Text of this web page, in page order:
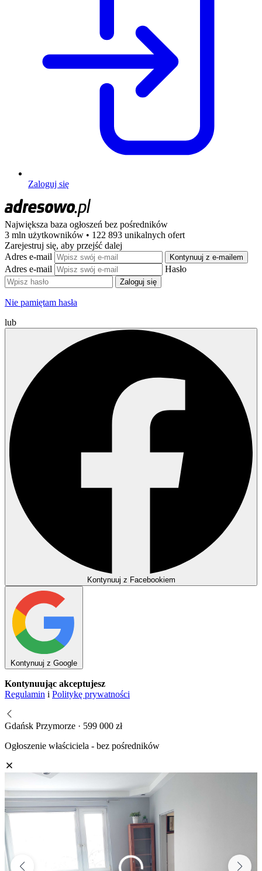
Zaloguj się
Największa baza ogłoszeń bez pośredników
3 mln użytkowników • 122 893 unikalnych ofert
Zarejestruj się, aby przejść dalej
Adres e-mail
Kontynuuj z e-mailem
Adres e-mail Hasło
Zaloguj się
Nie pamiętam hasła
lub
Kontynuuj z Facebookiem
Kontynuuj z Google
Kontynuując akceptujesz
Regulamin i Politykę prywatności
Gdańsk Przymorze · 599 000 zł
Ogłoszenie właściciela - bez pośredników